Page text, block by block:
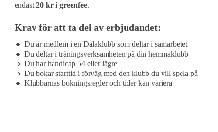
endast 20 kr i greenfee.
Krav för att ta del av erbjudandet:
🔹 Du är medlem i en Dalaklubb som deltar i samarbetet
🔹 Du deltar i träningsverksamheten på din hemmaklubb
🔹 Du har handicap 54 eller lägre
🔹 Du bokar starttid i förväg med den klubb du vill spela på
🔹 Klubbarnas bokningsregler och tider kan variera